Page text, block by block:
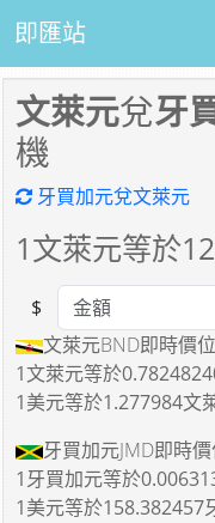
即匯站
文萊元兌牙
機
牙買加元兌文萊元
1文萊元等於
Amount
$
文萊元BND即時價
1文萊元等於
1美元等於1.277984文
牙買加元JMD即時
1牙買加元等於
1美元等於158.382457